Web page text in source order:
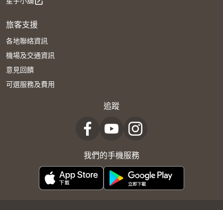
旅客支援
各地聯絡資訊
機場及交通資訊
意見回饋
可選服務及費用
追蹤
我們的手機服務